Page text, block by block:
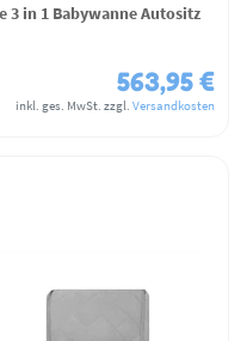
in 1 Babywanne Autositz
563,95 €
inkl. ges. MwSt. zzgl. Versandkosten